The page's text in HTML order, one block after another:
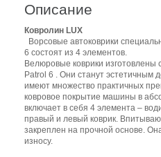
Описание
Ковролин LUX
Ворсовые автоковрики
6 состоят из 4 элементов.
Велюровые коврики
Patrol 6 . Они станут эстетичным
имеют множество практичных
ковровое покрытие машины в
включает в себя 4 элемента –
правый и левый коврик.
закреплен на прочной основе.
износу.